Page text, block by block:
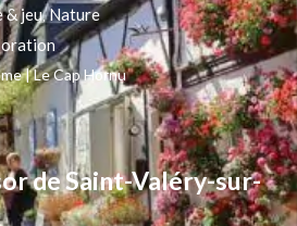
& jeu Nature
| Le Cap Hornu
de Saint-Valéry-sur-